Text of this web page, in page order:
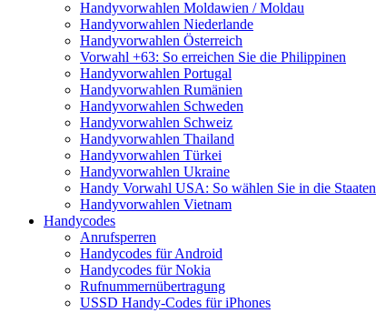
Handyvorwahlen Moldawien / Moldau
Handyvorwahlen Niederlande
Handyvorwahlen Österreich
Vorwahl +63: So erreichen Sie die Philippinen
Handyvorwahlen Portugal
Handyvorwahlen Rumänien
Handyvorwahlen Schweden
Handyvorwahlen Schweiz
Handyvorwahlen Thailand
Handyvorwahlen Türkei
Handyvorwahlen Ukraine
Handy Vorwahl USA: So wählen Sie in die Staaten
Handyvorwahlen Vietnam
Handycodes
Anrufsperren
Handycodes für Android
Handycodes für Nokia
Rufnummernübertragung
USSD Handy-Codes für iPhones